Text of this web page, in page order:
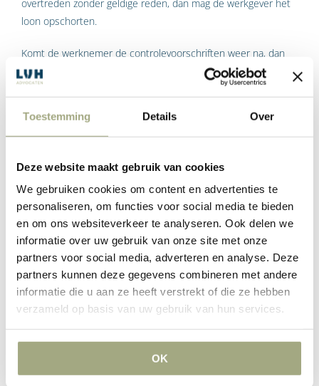
Toestemming Details Over
Deze website maakt gebruik van cookies
We gebruiken cookies om content en advertenties te
personaliseren, om functies voor social media te bieden
en om ons websiteverkeer te analyseren. Ook delen we
informatie over uw gebruik van onze site met onze
partners voor social media, adverteren en analyse. Deze
partners kunnen deze gegevens combineren met andere
informatie die u aan ze heeft verstrekt of die ze hebben
verzameld op basis van uw gebruik van hun services.
OK
overtreden zonder geldige reden, dan mag de werkgever het
loon opschorten.
Komt de werknemer de controlevoorschriften weer na, dan
heeft hij met terugwerkende kracht recht op
loondoorbetaling. Het loon dat gedurende de opschorting niet
geen wettelijke verhoging of rente verschuldigd.
de werkgever een loonopschorting wil gaan doorvoeren, moet
de werknemer hier dus eerst gewaarschuwd worden dat hij
de controlevoorschriften heeft overtreden en dat werkgever
redenen heeft op het loon op te schorten. Daarmee krijgt de
werknemer de gelegenheid om de voorschriften alsnog na te
komen.
Loonstop na schending re-
integratievoorschriften
In het kader van de re-integratie moet de werknemer onder
andere meewerken aan het opstellen van een plan van